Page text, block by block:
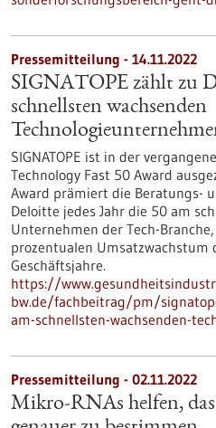
Pressemitteilung - 14.11.2022
SIGNATOPE zählt zu
schnellsten wachsenden
SIGNATOPE ist in der
Technology Fast 50 Award
Award prämiert die Beratungs-
Deloitte jedes Jahr die 50 am
Unternehmen der Tech-
prozentualen Umsatzwachstum
Geschäftsjahre.
https://
bw.de/fachbeitrag/pm/
am-schnellsten-wachsenden-
Pressemitteilung - 02.11.2022
Mikro-RNAs helfen,